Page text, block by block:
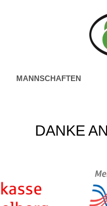
MANNSCHAFTEN
DANKE